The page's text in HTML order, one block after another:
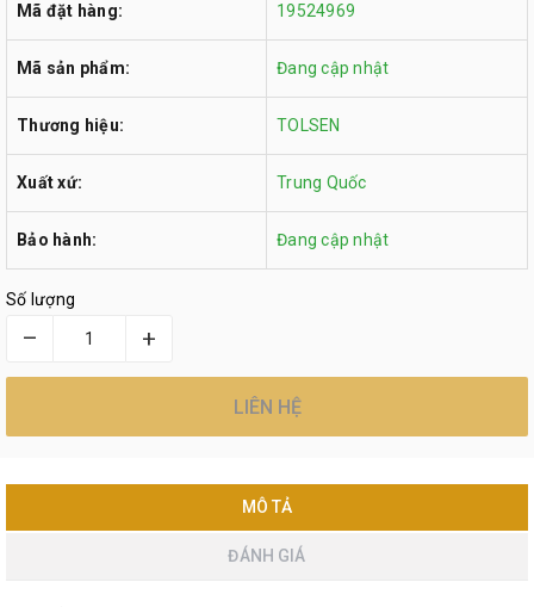
Mã đặt hàng: 19524969
Mã sản phẩm: Đang cập nhật
Thương hiệu: TOLSEN
Xuất xứ: Trung Quốc
Bảo hành: Đang cập nhật
Số lượng
– +
LIÊN HỆ
MÔ TẢ
ĐÁNH GIÁ